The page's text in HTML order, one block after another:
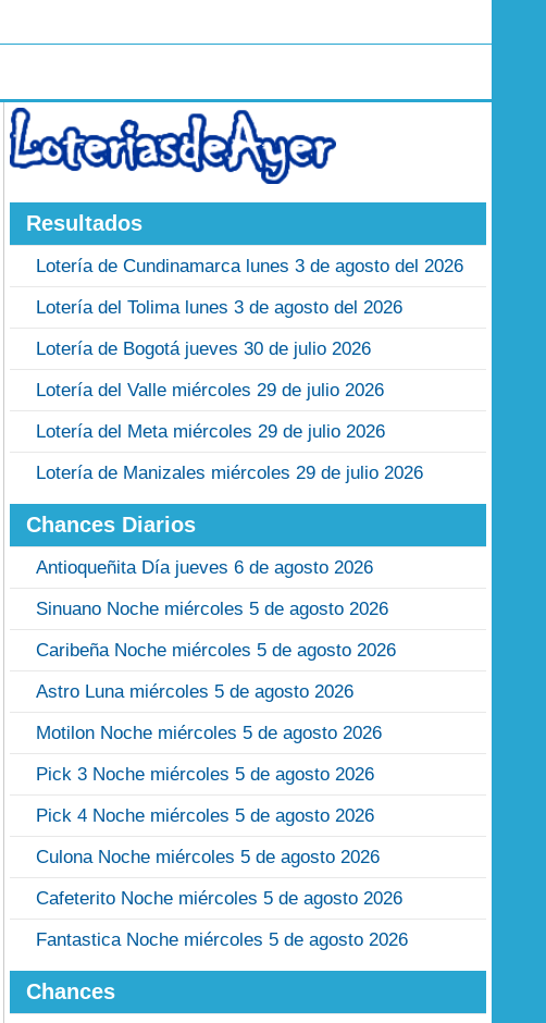
Resultados
Lotería de Cundinamarca lunes 3 de agosto del 2026
Lotería del Tolima lunes 3 de agosto del 2026
Lotería de Bogotá jueves 30 de julio 2026
Lotería del Valle miércoles 29 de julio 2026
Lotería del Meta miércoles 29 de julio 2026
Lotería de Manizales miércoles 29 de julio 2026
Chances Diarios
Antioqueñita Día jueves 6 de agosto 2026
Sinuano Noche miércoles 5 de agosto 2026
Caribeña Noche miércoles 5 de agosto 2026
Astro Luna miércoles 5 de agosto 2026
Motilon Noche miércoles 5 de agosto 2026
Pick 3 Noche miércoles 5 de agosto 2026
Pick 4 Noche miércoles 5 de agosto 2026
Culona Noche miércoles 5 de agosto 2026
Cafeterito Noche miércoles 5 de agosto 2026
Fantastica Noche miércoles 5 de agosto 2026
Chances